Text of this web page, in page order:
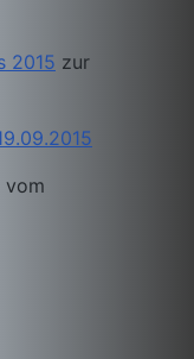
2015 zur
vom